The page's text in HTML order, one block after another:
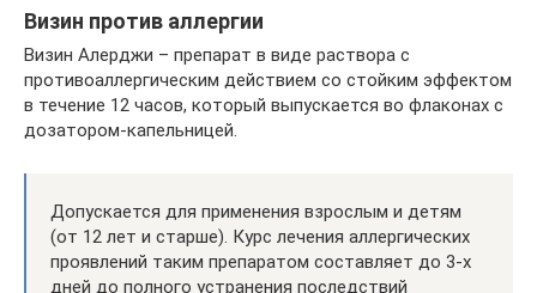
Визин против аллергии
Визин Алерджи – препарат в виде раствора с
противоаллергическим действием со стойким эффектом
в течение 12 часов, который выпускается во флаконах с
дозатором-капельницей.
Допускается для применения взрослым и детям
(от 12 лет и старше). Курс лечения аллергических
проявлений таким препаратом составляет до 3-х
дней до полного устранения последствий